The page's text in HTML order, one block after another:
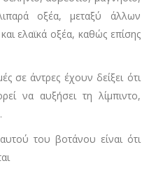
οξέα, μεταξύ άλλων
ελαϊκά οξέα, καθώς επίσης
σε άντρες έχουν δείξει ότι
να αυξήσει τη λίμπιντο,
του βοτάνου είναι ότι